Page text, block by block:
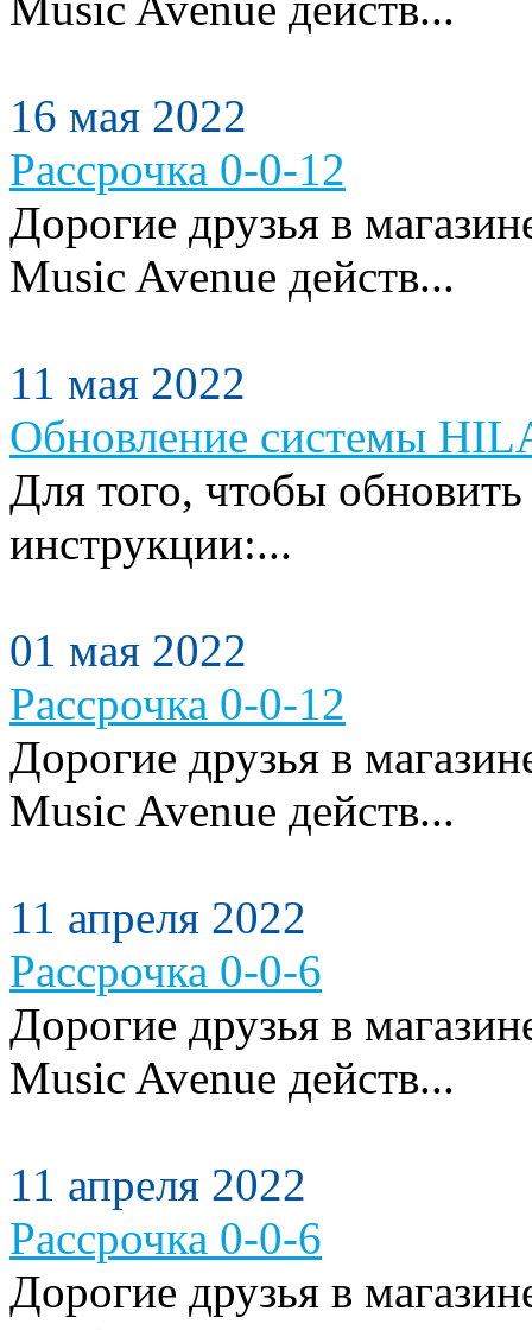
16 мая 2022
Рассрочка 0-0-12
Дорогие друзья в
Music Avenue действ...
11 мая 2022
Обновление системы
Для того, чтобы
инструкции:...
01 мая 2022
Рассрочка 0-0-12
Дорогие друзья в
Music Avenue действ...
11 апреля 2022
Рассрочка 0-0-6
Дорогие друзья в
Music Avenue действ...
11 апреля 2022
Рассрочка 0-0-6
Дорогие друзья в